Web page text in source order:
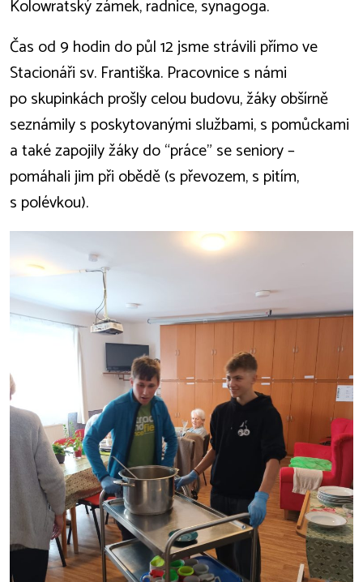
Kolowratský zámek, radnice, synagoga.
Čas od 9 hodin do půl 12 jsme strávili přímo ve
Stacionáři sv. Františka. Pracovnice s námi
po skupinkách prošly celou budovu, žáky obšírně
seznámily s poskytovanými službami, s pomůckami
a také zapojily žáky do “práce” se seniory –
pomáhali jim při obědě (s převozem, s pitím,
s polévkou).